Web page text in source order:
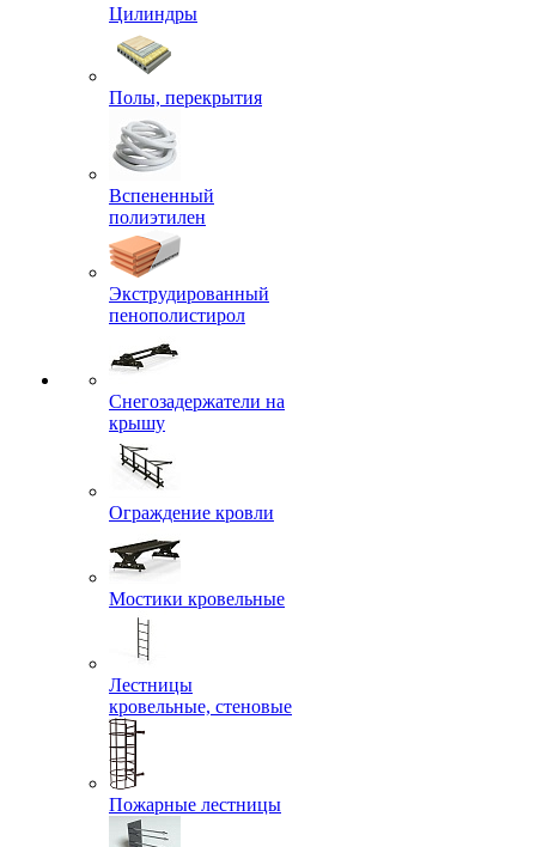
Цилиндры
Полы, перекрытия
Вспененный
полиэтилен
Экструдированный
пенополистирол
Снегозадержатели на
крышу
Ограждение кровли
Мостики кровельные
Лестницы
кровельные, стеновые
Пожарные лестницы